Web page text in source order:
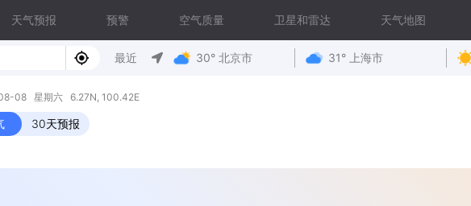
天气预报 预警 空气质量 卫星和雷达 天气地图
最近 30° 北京市 31° 上海市
08 星期六 6.27N, 100.42E
30天预报